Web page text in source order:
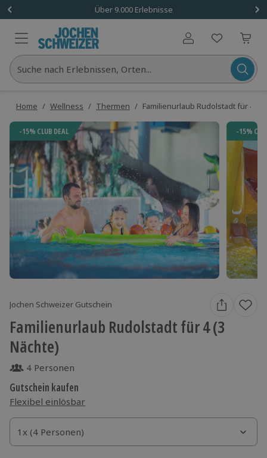
Über 9.000 Erlebnisse
Benutzerkonto
Suche nach Erlebnissen, Orten...
Home / Wellness / Thermen / Familienurlaub Rudolstadt für 4 (3
-15% CLUB DEAL -15%
Jochen Schweizer Gutschein
Familienurlaub Rudolstadt für 4 (3
Nächte)
4 Personen
Gutschein kaufen
Flexibel einlösbar
1x (4 Personen)
1x (4 Personen)
1x (4 Personen)